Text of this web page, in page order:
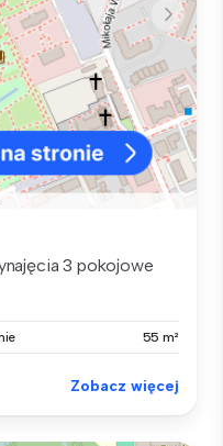
3 pokojowe
55 m²
Zobacz więcej